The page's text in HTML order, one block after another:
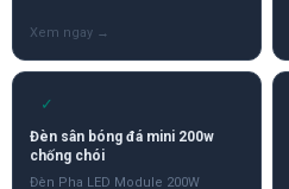
✓
Đèn sân bóng đá mini 200w
chống chói
Đèn Pha LED Module 200W